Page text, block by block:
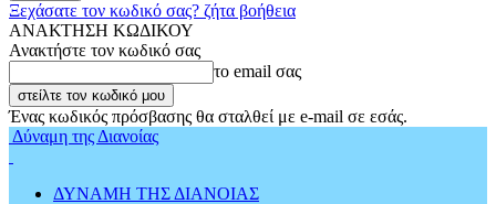
Ξεχάσατε τον κωδικό σας? ζήτα βοήθεια
ΑΝΑΚΤΗΣΗ ΚΩΔΙΚΟΥ
Ανακτήστε τον κωδικό σας
το email σας
Ένας κωδικός πρόσβασης θα σταλθεί με e-mail σε εσάς.
Δύναμη της Διανοίας
ΔΥΝΑΜΗ ΤΗΣ ΔΙΑΝΟΙΑΣ